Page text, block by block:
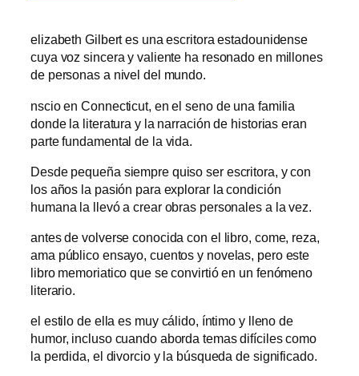
elizabeth Gilbert es una escritora estadounidense
cuya voz sincera y valiente ha resonado en millones
de personas a nivel del mundo.
nscio en Connecticut, en el seno de una familia
donde la literatura y la narración de historias eran
parte fundamental de la vida.
Desde pequeña siempre quiso ser escritora, y con
los años la pasión para explorar la condición
humana la llevó a crear obras personales a la vez.
antes de volverse conocida con el libro, come, reza,
ama público ensayo, cuentos y novelas, pero este
libro memoriatico que se convirtió en un fenómeno
literario.
el estilo de ella es muy cálido, íntimo y lleno de
humor, incluso cuando aborda temas difíciles como
la perdida, el divorcio y la búsqueda de significado.